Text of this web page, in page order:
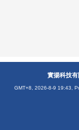
實揚科技有
GMT+8, 2026-8-9 19:43,